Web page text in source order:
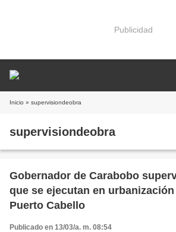
Publicidad
Inicio » supervisiondeobra
supervisiondeobra
Gobernador de Carabobo
que se ejecutan en
Puerto Cabello
Publicado en 13/03/a. m. 08:54